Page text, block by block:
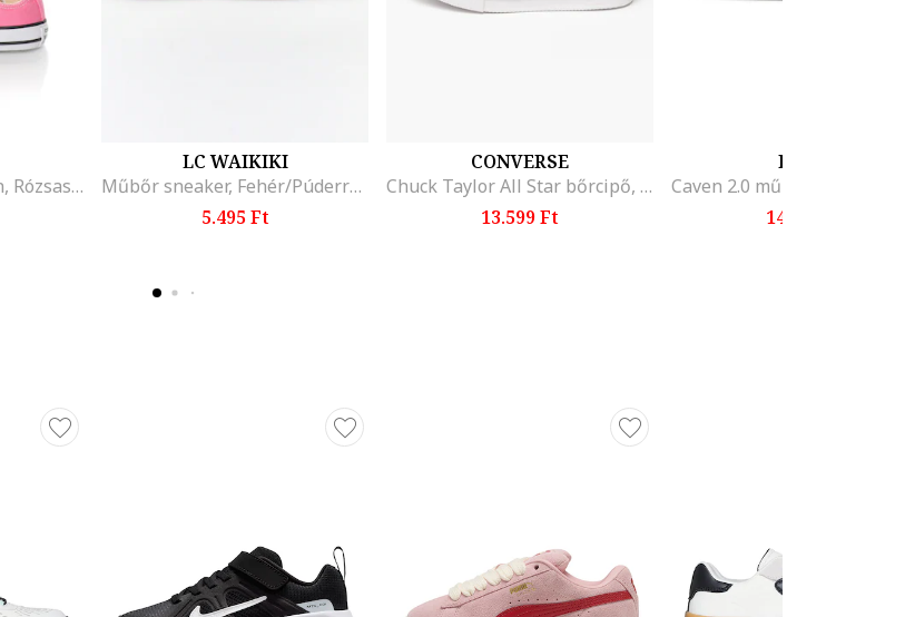
Vászoncipő, Rózsaszín, Rózsaszín
LC WAIKIKI
Műbőr sneaker, Fehér/Púderrózsaszín
5.495 Ft
CONVERSE
Chuck Taylor All Star bőrcipő, Fehér
13.599 Ft
PUMA
14.599 Ft